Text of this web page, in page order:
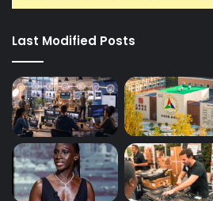
Last Modified Posts